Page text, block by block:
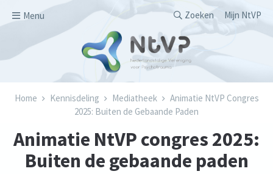
Menu
Secondary
Zoeken Mijn NtVP
Kruimelpad
Home Kennisdeling Mediatheek
Animatie NtVP Congres
2025: Buiten de Gebaande Paden
Animatie NtVP congres 2025:
Buiten de gebaande paden